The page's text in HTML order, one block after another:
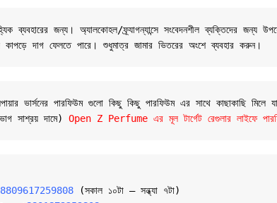
ব্যবহারের জন্য। অ্যালকোহল/ফ্র্যাগন্যান্সে সংবেদনশীল ব্যক্তিদের
কাপড়ে দাগ ফেলতে পারে। শুধুমাত্র জামার ভিতরের অংশে ব্যবহার করুন।
ভার্সনের পারফিউম গুলো কিছু কিছু পারফিউম এর সাথে কাছাকাছি
সাশ্রয় দামে) Open Z Perfume এর মূল টার্গেট রেগুলার লাইফে
(সকাল ১০টা – সন্ধ্যা ৭টা)